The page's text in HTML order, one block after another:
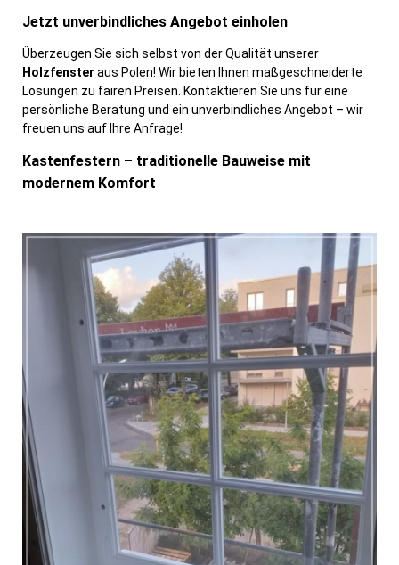
Jetzt unverbindliches Angebot einholen
Überzeugen Sie sich selbst von der Qualität unserer
Holzfenster aus Polen! Wir bieten Ihnen maßgeschneiderte
Lösungen zu fairen Preisen. Kontaktieren Sie uns für eine
persönliche Beratung und ein unverbindliches Angebot – wir
freuen uns auf Ihre Anfrage!
Kastenfestern – traditionelle Bauweise mit
modernem Komfort